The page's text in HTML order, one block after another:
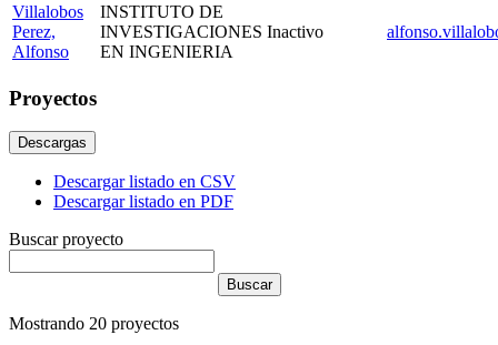
Villalobos
Perez,
Alfonso
INSTITUTO DE
INVESTIGACIONES
EN INGENIERIA
Inactivo
Proyectos
Descargas
Descargar listado en CSV
Descargar listado en PDF
Buscar proyecto
Mostrando 20 proyectos